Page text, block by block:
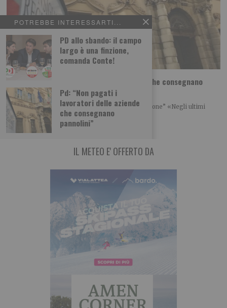
POTREBBE INTERESSARTI...
PD allo sbando: il campo
largo è una finzione,
comanda Conte!
Pd: “Non pagati i
lavoratori delle aziende
che consegnano
pannolini”
Pd: “Non pagati i lavoratori delle aziende che consegnano
pannolini”
“La Regione chiarisca immediatamente la situazione” «Negli ultimi
giorni sono stato contattato da alcuni lavoratori
IL METEO E' OFFERTO DA